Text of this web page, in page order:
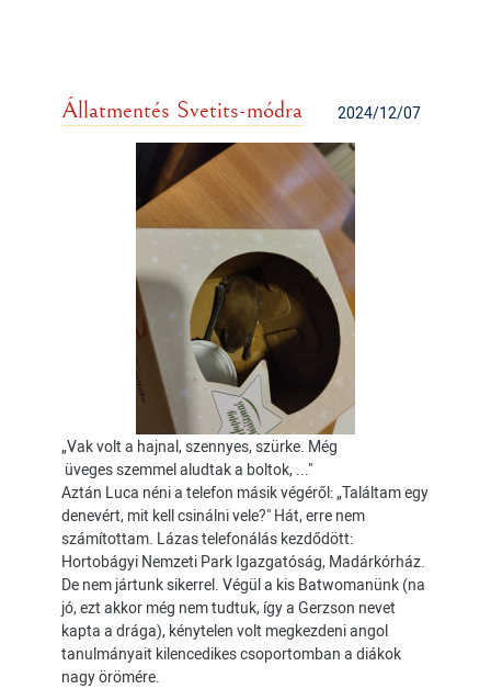
2024/12/07
Állatmentés Svetits-módra
„Vak volt a hajnal, szennyes, szürke. Még
üveges szemmel aludtak a boltok, ..."
Aztán Luca néni a telefon másik végéről: „Találtam egy
denevért, mit kell csinálni vele?" Hát, erre nem
számítottam. Lázas telefonálás kezdődött:
Hortobágyi Nemzeti Park Igazgatóság, Madárkórház.
De nem jártunk sikerrel. Végül a kis Batwomanünk (na
jó, ezt akkor még nem tudtuk, így a Gerzson nevet
kapta a drága), kénytelen volt megkezdeni angol
tanulmányait kilencedikes csoportomban a diákok
nagy örömére.